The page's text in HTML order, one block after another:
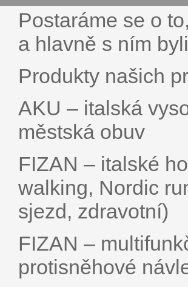
Postaráme se o
a hlavně s ním
Produkty našich
AKU – italská
městská obuv
FIZAN – italské
walking, Nordic
sjezd, zdravotní)
FIZAN –
protisněhové